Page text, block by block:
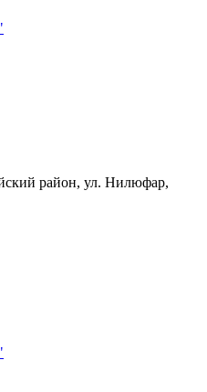
район, ул. Нилюфар,